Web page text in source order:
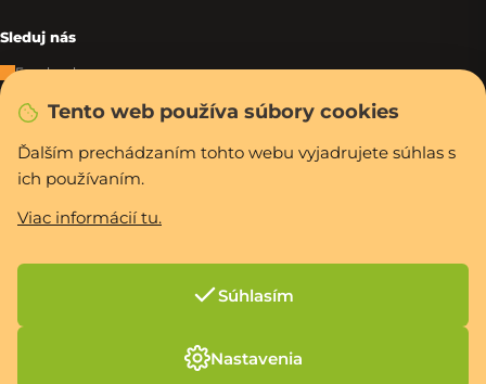
Tento web používa súbory cookies
Ďalším prechádzaním tohto webu vyjadrujete súhlas s
ich používaním.
Viac informácií tu.
Súhlasím
Nastavenia
Sleduj nás
Facebook
Instagram
Tiktok
WhatsApp
PCexpres.sk. Všetky práva vyhradené.